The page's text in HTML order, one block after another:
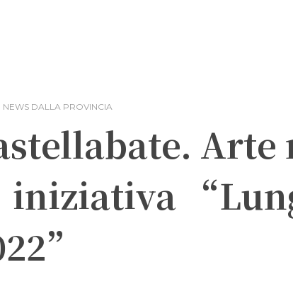
NEWS DALLA PROVINCIA